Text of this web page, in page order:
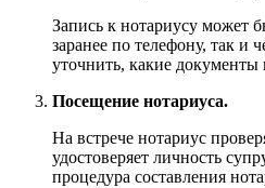
Запись к нотариусу может
заранее по телефону, так и
уточнить, какие документы
Посещение нотариуса.
На встрече нотариус
удостоверяет личность
процедура составления